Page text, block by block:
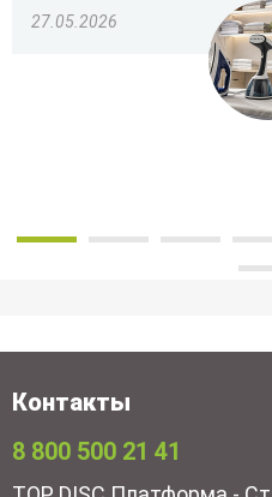
27.05.2026
Контакты
8 800 500 21 41